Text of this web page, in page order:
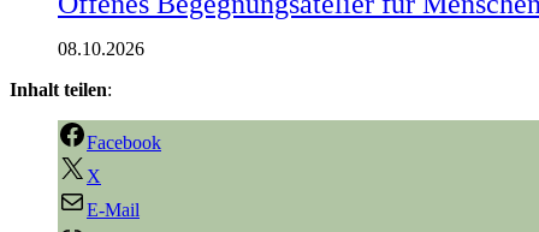
08.10.2026
Inhalt teilen:
Facebook
X
E-Mail